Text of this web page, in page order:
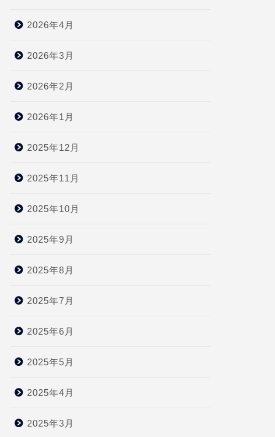
2026年4月
2026年3月
2026年2月
2026年1月
2025年12月
2025年11月
2025年10月
2025年9月
2025年8月
2025年7月
2025年6月
2025年5月
2025年4月
2025年3月